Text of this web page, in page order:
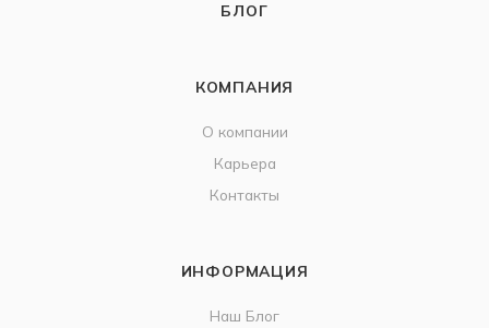
БЛОГ
КОМПАНИЯ
О компании
Карьера
Контакты
ИНФОРМАЦИЯ
Наш Блог